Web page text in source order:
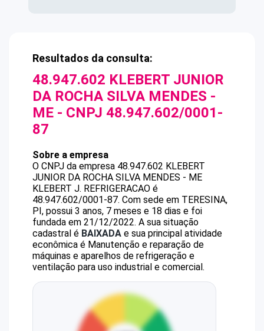
Resultados da consulta:
48.947.602 KLEBERT JUNIOR
DA ROCHA SILVA MENDES -
ME - CNPJ 48.947.602/0001-
87
Sobre a empresa
O CNPJ da empresa 48.947.602 KLEBERT
JUNIOR DA ROCHA SILVA MENDES - ME
KLEBERT J. REFRIGERACAO é
48.947.602/0001-87. Com sede em TERESINA,
PI, possui 3 anos, 7 meses e 18 dias e foi
fundada em 21/12/2022. A sua situação
cadastral é BAIXADA e sua principal atividade
econômica é Manutenção e reparação de
máquinas e aparelhos de refrigeração e
ventilação para uso industrial e comercial.